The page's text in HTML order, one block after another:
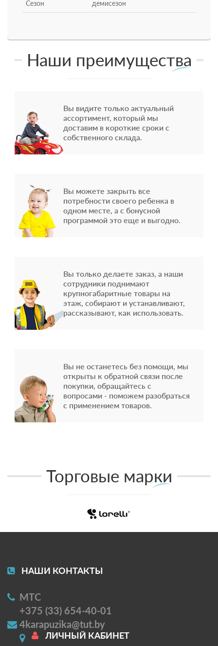
Сезон демисезон
Наши преимущества
Вы видите только актуальный
ассортимент, который мы
доставим в короткие сроки с
собственного склада.
Вы можете закрыть все
потребности своего ребенка в
одном месте, а с бонусной
программой это еще и выгодно.
Вы только делаете заказ, а наши
сотрудники поднимают
крупногабаритные товары на
этаж, собирают и устанавливают,
рассказывают, как использовать.
Вы не останетесь без помощи, мы
открыты к обратной связи после
покупки, обращайтесь с
вопросами - поможем разобраться
с применением товаров.
Торговые марки
НАШИ КОНТАКТЫ
МТС
+375 (33) 654-40-01
4karapuzika@tut.by
ЛИЧНЫЙ КАБИНЕТ